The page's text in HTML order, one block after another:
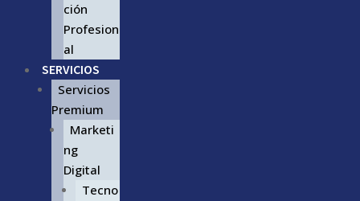
ción
Profesion
al
SERVICIOS
Servicios
Premium
Marketi
ng
Digital
Tecno